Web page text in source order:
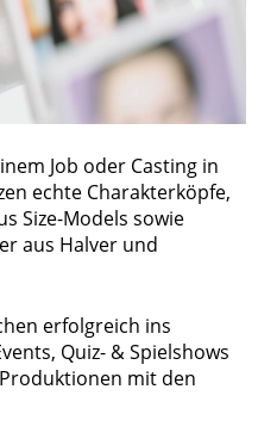
Job oder Casting in
echte Charakterköpfe,
Size-Models sowie
aus Halver und
erfolgreich ins
Quiz- & Spielshows
mit den